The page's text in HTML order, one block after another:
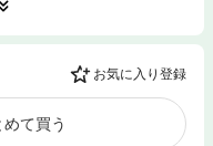
お気に入り登録
て買う